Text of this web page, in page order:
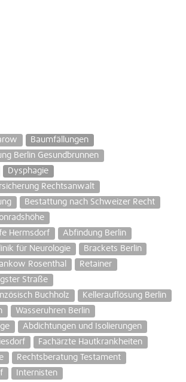
Baumfällungen
Berlin Gesundbrunnen
Dysphagie
Rechtsanwalt
Bestattung nach Schweizer Recht
Hermsdorf
Abfindung Berlin
für Neurologie
Brackets Berlin
Rosenthal
Retainer
Straße
Buchholz
Kellerauflösung Berlin
Wasseruhren Berlin
Abdichtungen und Isolierungen
Fachärzte Hautkrankheiten
Rechtsberatung Testament
Internisten